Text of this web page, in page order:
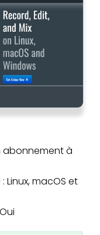
abonnement à
Linux, macOS et